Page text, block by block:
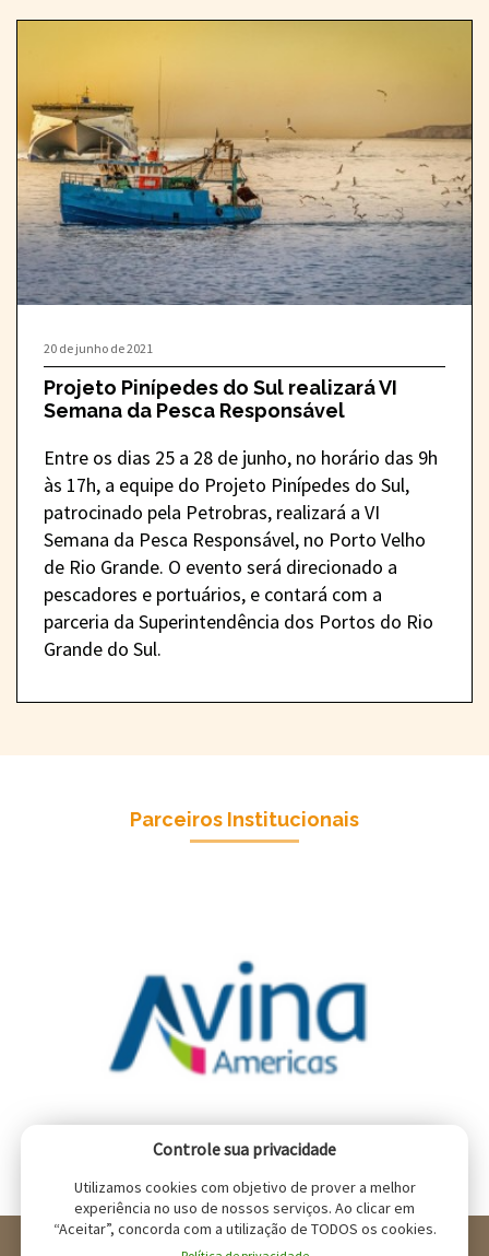
20 de junho de 2021
Projeto Pinípedes do Sul realizará VI
Semana da Pesca Responsável
Entre os dias 25 a 28 de junho, no horário das 9h
às 17h, a equipe do Projeto Pinípedes do Sul,
patrocinado pela Petrobras, realizará a VI
Semana da Pesca Responsável, no Porto Velho
de Rio Grande. O evento será direcionado a
pescadores e portuários, e contará com a
parceria da Superintendência dos Portos do Rio
Grande do Sul.
Parceiros Institucionais
NEMA - Todos os direitos reservados
Controle sua privacidade
Utilizamos cookies com objetivo de prover a melhor
experiência no uso de nossos serviços. Ao clicar em
“Aceitar”, concorda com a utilização de TODOS os cookies.